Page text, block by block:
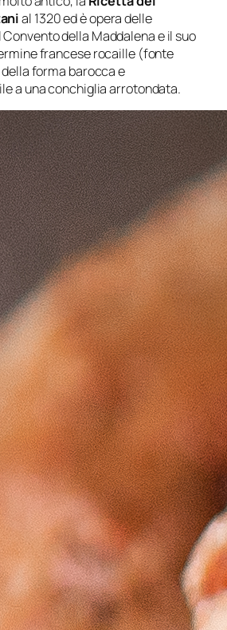
al 1320 ed è opera delle
della Maddalena e il suo
francese rocaille (fonte
forma barocca e
a una conchiglia arrotondata.